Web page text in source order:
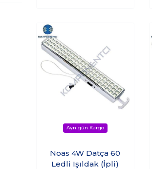
Noas 4W Datça 60
Ledli Işıldak (İpli)